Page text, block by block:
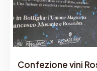
Confezione vini